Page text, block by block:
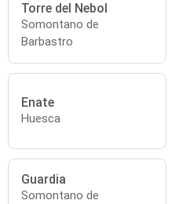
Torre del Nebol
Somontano de
Barbastro
Enate
Huesca
Guardia
Somontano de